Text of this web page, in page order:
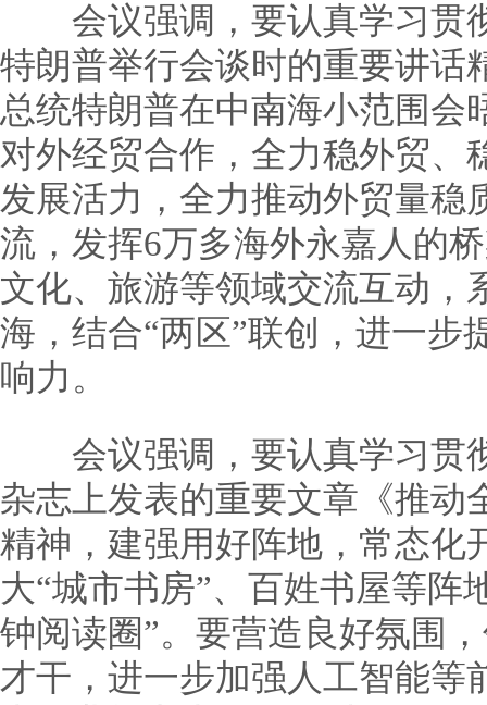
会议强调，要认真学习贯
特朗普举行会谈时的重要讲话
总统特朗普在中南海小范围会
对外经贸合作，全力稳外贸、
发展活力，全力推动外贸量稳
流，发挥6万多海外永嘉人的
文化、旅游等领域交流互动，
海，结合“两区”联创，进一步
响力。
会议强调，要认真学习贯
杂志上发表的重要文章《推动
精神，建强用好阵地，常态化
大“城市书房”、百姓书屋等阵
钟阅读圈”。要营造良好氛围
才干，进一步加强人工智能等